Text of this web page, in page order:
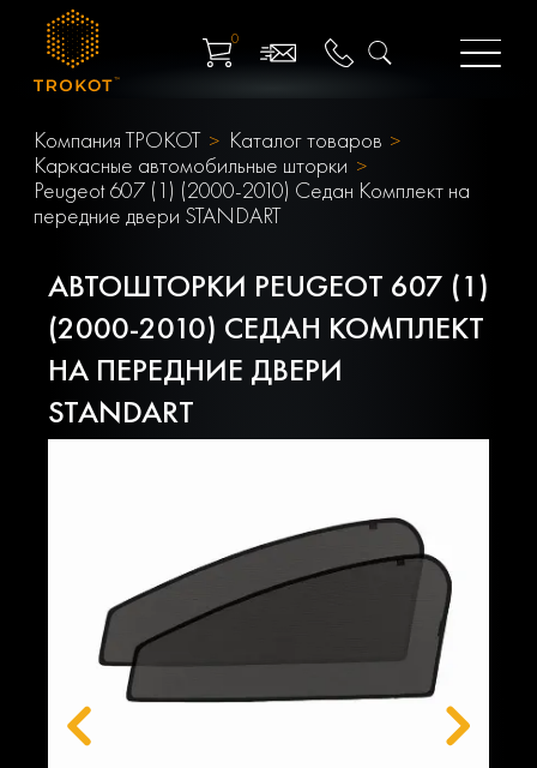
0
Компания ТРОКОТ
Каталог товаров
Каркасные автомобильные шторки
Peugeot 607 (1) (2000-2010) Седан Комплект на
передние двери STANDART
АВТОШТОРКИ PEUGEOT 607 (1)
(2000-2010) СЕДАН КОМПЛЕКТ
НА ПЕРЕДНИЕ ДВЕРИ
STANDART